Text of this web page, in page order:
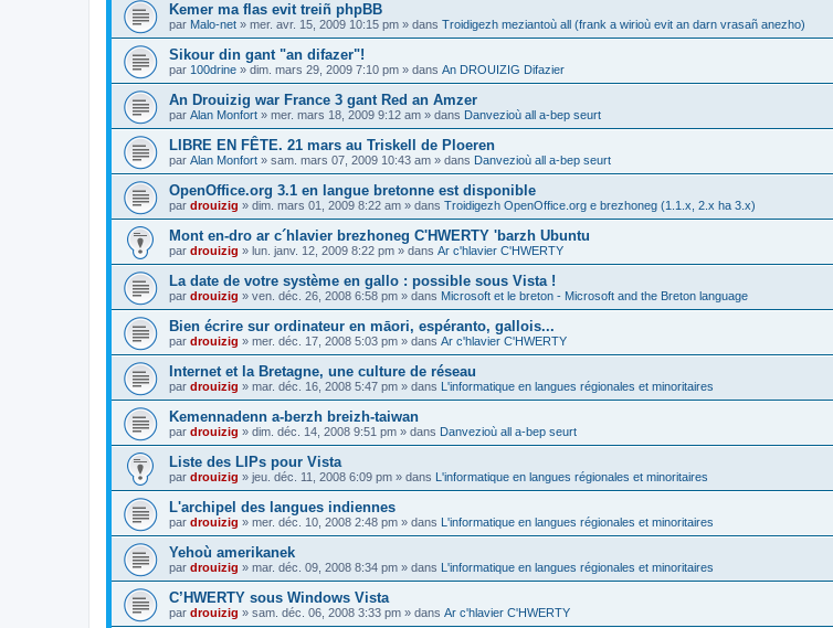
Kemer ma flas evit treiñ phpBB
par Malo-net » mer. avr. 15, 2009 10:15 pm » dans Troidigezh meziantoù all (frank a wirioù evit an darn vrasañ anezho)
Sikour din gant "an difazer"!
par 100drine » dim. mars 29, 2009 7:10 pm » dans An DROUIZIG Difazier
An Drouizig war France 3 gant Red an Amzer
par Alan Monfort » mer. mars 18, 2009 9:12 am » dans Danvezioù all a-bep seurt
LIBRE EN FÊTE. 21 mars au Triskell de Ploeren
par Alan Monfort » sam. mars 07, 2009 10:43 am » dans Danvezioù all a-bep seurt
OpenOffice.org 3.1 en langue bretonne est disponible
par drouizig » dim. mars 01, 2009 8:22 am » dans Troidigezh OpenOffice.org e brezhoneg (1.1.x, 2.x ha 3.x)
Mont en-dro ar c´hlavier brezhoneg C'HWERTY 'barzh Ubuntu
par drouizig » lun. janv. 12, 2009 8:22 pm » dans Ar c'hlavier C'HWERTY
La date de votre système en gallo : possible sous Vista !
par drouizig » ven. déc. 26, 2008 6:58 pm » dans Microsoft et le breton - Microsoft and the Breton language
Bien écrire sur ordinateur en māori, espéranto, gallois...
par drouizig » mer. déc. 17, 2008 5:03 pm » dans Ar c'hlavier C'HWERTY
Internet et la Bretagne, une culture de réseau
par drouizig » mar. déc. 16, 2008 5:47 pm » dans L'informatique en langues régionales et minoritaires
Kemennadenn a-berzh breizh-taiwan
par drouizig » dim. déc. 14, 2008 9:51 pm » dans Danvezioù all a-bep seurt
Liste des LIPs pour Vista
par drouizig » jeu. déc. 11, 2008 6:09 pm » dans L'informatique en langues régionales et minoritaires
L'archipel des langues indiennes
par drouizig » mer. déc. 10, 2008 2:48 pm » dans L'informatique en langues régionales et minoritaires
Yehoù amerikanek
par drouizig » mar. déc. 09, 2008 8:34 pm » dans L'informatique en langues régionales et minoritaires
C’HWERTY sous Windows Vista
par drouizig » sam. déc. 06, 2008 3:33 pm » dans Ar c'hlavier C'HWERTY